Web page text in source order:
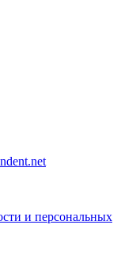
и персональных